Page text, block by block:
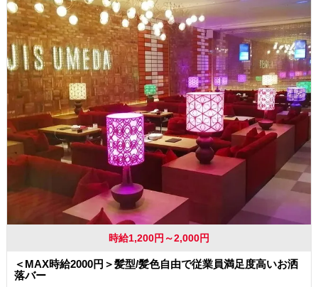
時給1,200円～2,000円
＜MAX時給2000円＞髪型/髪色自由で従業員満足度高いお洒
落バー